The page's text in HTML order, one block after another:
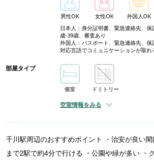
男性OK 女性OK
外国人OK
日本人：身分証明書、緊急連絡先、
歳-39歳、審査あり
外国人：パスポート、緊急連絡先、保
対応言語でコミュニケーションが取れ
部屋タイプ
個室 ドミトリー
空室情報をみる
千川駅周辺のおすすめポイント ・治安が良い
まで2駅で約4分で行ける ・公園や緑が多い ・